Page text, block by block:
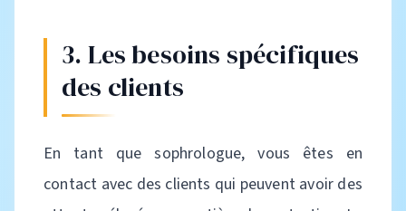
3. Les besoins spécifiques
des clients
En tant que sophrologue, vous êtes en
contact avec des clients qui peuvent avoir des